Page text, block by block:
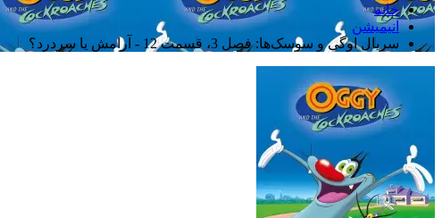
خانه
انیمیشن
سریال اوگی و سوسک‌ها: فصل 3، قسمت 12 - آرامش یا سردرد؟